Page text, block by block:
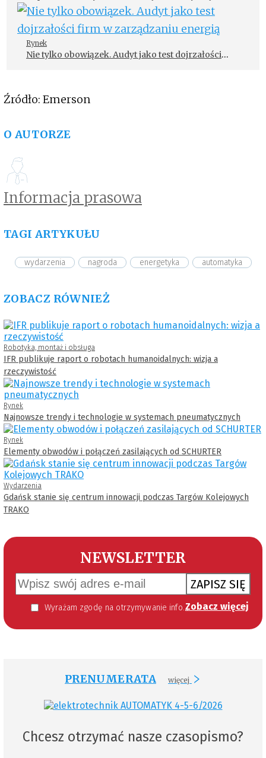
inteligentnego czujnika po rozwiązania AI
Rynek
Nie tylko obowiązek. Audyt jako test dojrzałości
Źródło: Emerson
O AUTORZE
Informacja prasowa
TAGI ARTYKUŁU
wydarzenia nagroda energetyka automatyka
ZOBACZ RÓWNIEŻ
Robotyka, montaż i obsługa
IFR publikuje raport o robotach humanoidalnych: wizja a
rzeczywistość
Rynek
Najnowsze trendy i technologie w systemach pneumatycznych
Rynek
Elementy obwodów i połączeń zasilających od SCHURTER
Wydarzenia
Gdańsk stanie się centrum innowacji podczas Targów Kolejowych
TRAKO
NEWSLETTER
ZAPISZ SIĘ
Wyrażam zgodę na otrzymywanie informacji handlowej kierowanej do mnie za pomocą środków komunikacji elektronicznej w szczególności poczty elektronicznej zgodnie z przepisem art. 10 ust 2 ustawy z dnia 18 lipca 2002 roku o świadczeniu usług drogą elektroniczną (Dz. U. 144 z 2002 r. poz. 1204). Zgoda jest dobrowolna, jednak jej wyrażenie jest konieczne, aby otrzymywać newsletter. Zobacz więcej
PRENUMERATA więcej
Chcesz otrzymać nasze czasopismo?